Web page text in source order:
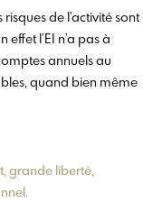
de l’activité sont
l’EI n’a pas à
annuels au
quand bien même
grande liberté,